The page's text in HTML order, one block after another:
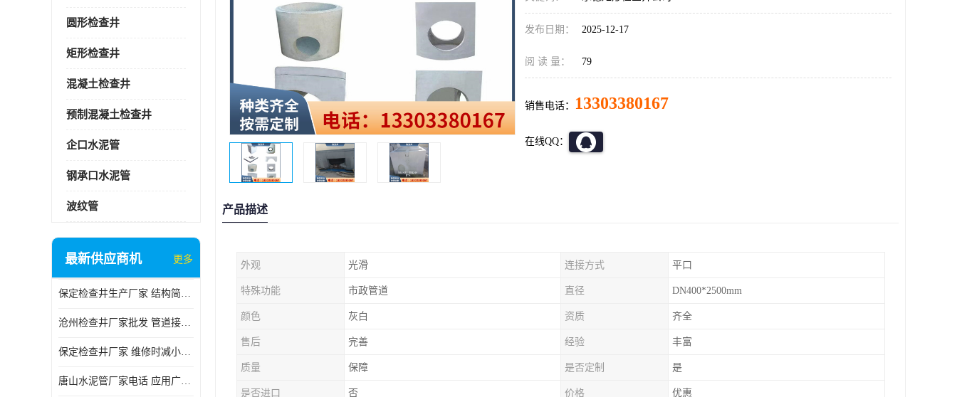
圆形检查井
矩形检查井
混凝土检查井
预制混凝土检查井
企口水泥管
钢承口水泥管
波纹管
最新供应商机 更多
保定检查井生产厂家 结构简单易于安装
沧州检查井厂家批发 管道接口密封良好
保定检查井厂家 维修时减小交通影响
唐山水泥管厂家电话 应用广泛领域多样
发布日期： 2025-12-17
阅 读 量： 79
销售电话： 13303380167
在线QQ：
产品描述
外观 光滑 连接方式 平口
特殊功能 市政管道 直径 DN400*2500mm
颜色 灰白 资质 齐全
售后 完善 经验 丰富
质量 保障 是否定制 是
是否进口 否 价格 优惠